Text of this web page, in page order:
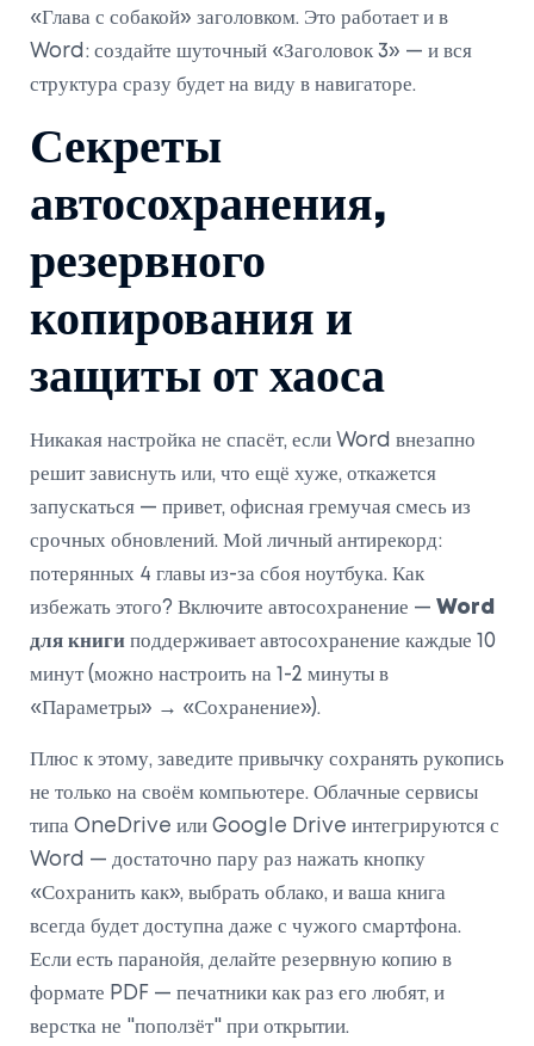
«Глава с собакой» заголовком. Это работает и в
Word: создайте шуточный «Заголовок 3» — и вся
структура сразу будет на виду в навигаторе.
Секреты
автосохранения,
резервного
копирования и
защиты от хаоса
Никакая настройка не спасёт, если Word внезапно
решит зависнуть или, что ещё хуже, откажется
запускаться — привет, офисная гремучая смесь из
срочных обновлений. Мой личный антирекорд:
потерянных 4 главы из-за сбоя ноутбука. Как
избежать этого? Включите автосохранение — Word
для книги поддерживает автосохранение каждые 10
минут (можно настроить на 1-2 минуты в
«Параметры» → «Сохранение»).
Плюс к этому, заведите привычку сохранять рукопись
не только на своём компьютере. Облачные сервисы
типа OneDrive или Google Drive интегрируются с
Word — достаточно пару раз нажать кнопку
«Сохранить как», выбрать облако, и ваша книга
всегда будет доступна даже с чужого смартфона.
Если есть паранойя, делайте резервную копию в
формате PDF — печатники как раз его любят, и
верстка не "поползёт" при открытии.